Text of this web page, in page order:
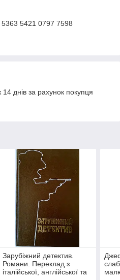
5363 5421 0797 7598
днів за рахунок покупця
Зарубіжний детектив.
Романи. Переклад з
італійської, англійської та